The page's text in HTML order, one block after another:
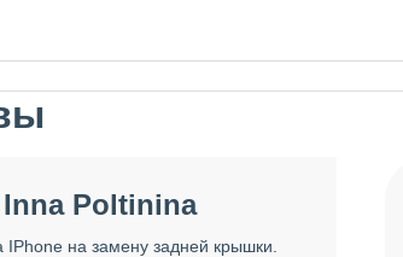
Inna Poltinina
IPhone на замену задней крышки.